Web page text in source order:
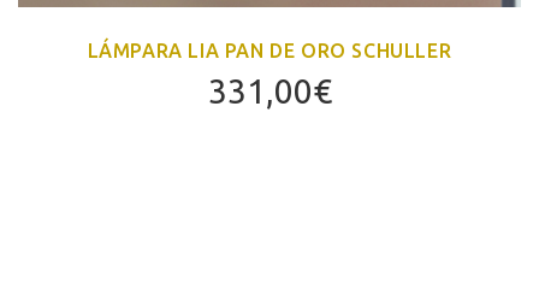
LÁMPARA LIA PAN DE ORO SCHULLER
331,00€